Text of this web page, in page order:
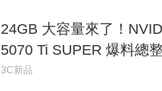
24GB 大容量來了！
5070 Ti SUPER 爆料總
功耗、上市時間
3C新品